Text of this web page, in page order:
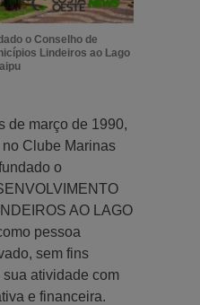
o Conselho de
Lindeiros ao Lago
de março de 1990,
Clube Marinas
o
AO LAGO
pessoa
sem fins
sua atividade com
e financeira.